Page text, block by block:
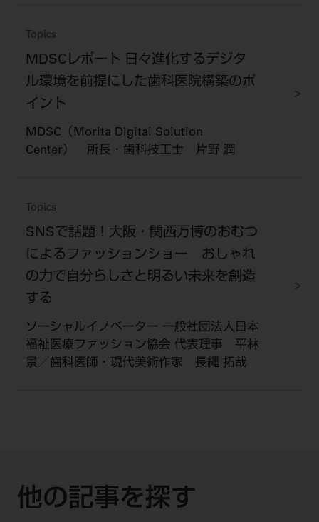
Topics
MDSCレポート 日々進化するデジタ
ル環境を前提にした歯科医院構築のポ
イント
MDSC（Morita Digital Solution
Center） 所長・歯科技工士 片野 潤
Topics
SNSで話題！大阪・関西万博のおむつ
によるファッションショー おしゃれ
の力で自分らしさと明るい未来を創造
する
ソーシャルイノベーター 一般社団法人日本
福祉医療ファッション協会 代表理事 平林
景／歯科医師・現代美術作家 長縄 拓哉
他の記事を探す